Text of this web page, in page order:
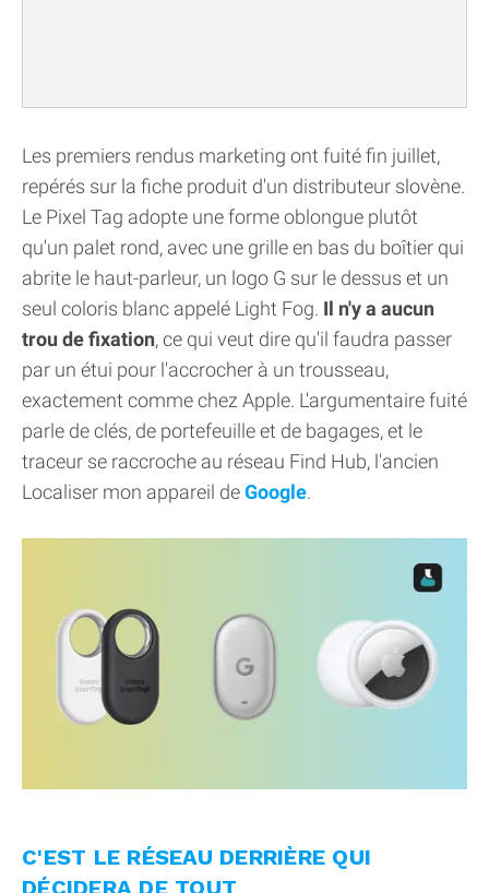
Les premiers rendus marketing ont fuité fin juillet,
repérés sur la fiche produit d'un distributeur slovène.
Le Pixel Tag adopte une forme oblongue plutôt
qu'un palet rond, avec une grille en bas du boîtier qui
abrite le haut-parleur, un logo G sur le dessus et un
seul coloris blanc appelé Light Fog. Il n'y a aucun
trou de fixation, ce qui veut dire qu'il faudra passer
par un étui pour l'accrocher à un trousseau,
exactement comme chez Apple. L'argumentaire fuité
parle de clés, de portefeuille et de bagages, et le
traceur se raccroche au réseau Find Hub, l'ancien
Localiser mon appareil deGoogle.
C'EST LE RÉSEAU DERRIÈRE QUI
DÉCIDERA DE TOUT